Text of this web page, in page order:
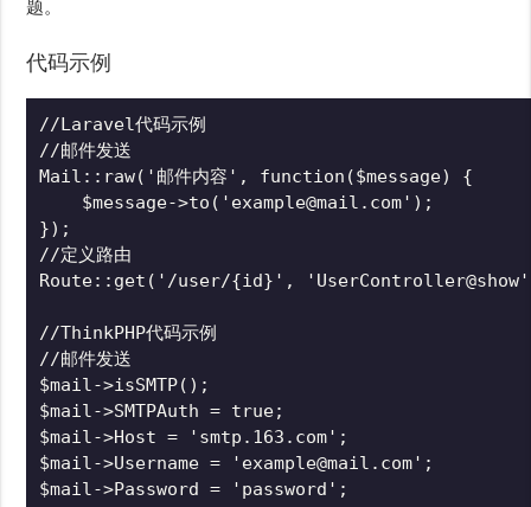
题。
代码示例
//Laravel代码示例
//邮件发送
Mail::raw('邮件内容', function($message) {
$message->to('example@mail.com');
});
//定义路由
Route::get('/user/{id}',
//ThinkPHP代码示例
//邮件发送
$mail->isSMTP();
$mail->SMTPAuth = true;
$mail->Host = 'smtp.163.com';
$mail->Username = 'example@mail.com';
$mail->Password = 'password';